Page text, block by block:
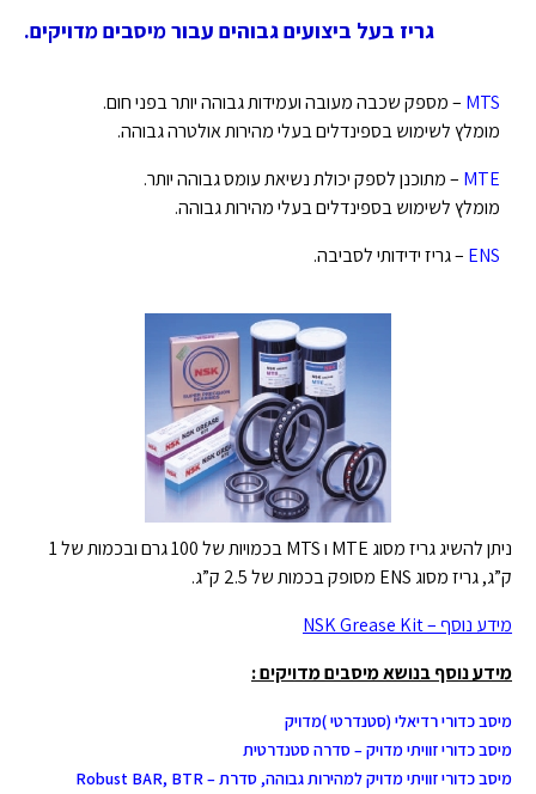
גריז בעל ביצועים גבוהים עבור מיסבים מדויקים.
MTS – מספק שכבה מעובה ועמידות גבוהה יותר בפני חום.
מומלץ לשימוש בספינדלים בעלי מהירות אולטרה גבוהה.
MTE – מתוכנן לספק יכולת נשיאת עומס גבוהה יותר.
מומלץ לשימוש בספינדלים בעלי מהירות גבוהה.
ENS – גריז ידידותי לסביבה.
ניתן להשיג גריז מסוג MTE ו MTS בכמויות של 100 גרם ובכמות של 1
ק”ג, גריז מסוג ENS מסופק בכמות של 2.5 ק”ג.
מידע נוסף – NSK Grease Kit
מידע נוסף בנושא מיסבים מדויקים :
מיסב כדורי רדיאלי (סטנדרטי )מדויק
מיסב כדורי זוויתי מדויק – סדרה סטנדרטית
מיסב כדורי זוויתי מדויק למהירות גבוהה, סדרת – Robust BAR, BTR